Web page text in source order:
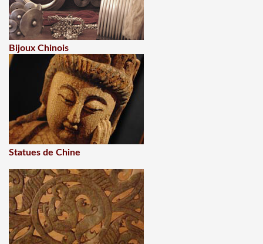
Bijoux Chinois
Statues de Chine